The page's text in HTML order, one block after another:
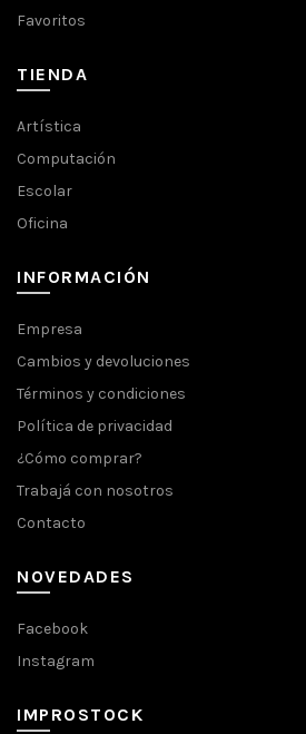
Favoritos
TIENDA
Artística
Computación
Escolar
Oficina
INFORMACIÓN
Empresa
Cambios y devoluciones
Términos y condiciones
Política de privacidad
¿Cómo comprar?
Trabajá con nosotros
Contacto
NOVEDADES
Facebook
Instagram
IMPROSTOCK